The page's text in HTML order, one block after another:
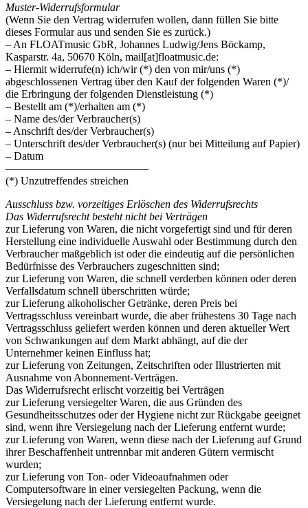
Muster-Widerrufsformular
(Wenn Sie den Vertrag widerrufen wollen, dann füllen Sie bitte
dieses Formular aus und senden Sie es zurück.)
– An FLOATmusic GbR, Johannes Ludwig/Jens Böckamp,
Kasparstr. 4a, 50670 Köln, mail[at]floatmusic.de:
– Hiermit widerrufe(n) ich/wir (*) den von mir/uns (*)
abgeschlossenen Vertrag über den Kauf der folgenden Waren (*)/
die Erbringung der folgenden Dienstleistung (*)
– Bestellt am (*)/erhalten am (*)
– Name des/der Verbraucher(s)
– Anschrift des/der Verbraucher(s)
– Unterschrift des/der Verbraucher(s) (nur bei Mitteilung auf Papier)
– Datum
—————————————
(*) Unzutreffendes streichen
Ausschluss bzw. vorzeitiges Erlöschen des Widerrufsrechts
Das Widerrufsrecht besteht nicht bei Verträgen
zur Lieferung von Waren, die nicht vorgefertigt sind und für deren
Herstellung eine individuelle Auswahl oder Bestimmung durch den
Verbraucher maßgeblich ist oder die eindeutig auf die persönlichen
Bedürfnisse des Verbrauchers zugeschnitten sind;
zur Lieferung von Waren, die schnell verderben können oder deren
Verfallsdatum schnell überschritten würde;
zur Lieferung alkoholischer Getränke, deren Preis bei
Vertragsschluss vereinbart wurde, die aber frühestens 30 Tage nach
Vertragsschluss geliefert werden können und deren aktueller Wert
von Schwankungen auf dem Markt abhängt, auf die der
Unternehmer keinen Einfluss hat;
zur Lieferung von Zeitungen, Zeitschriften oder Illustrierten mit
Ausnahme von Abonnement-Verträgen.
Das Widerrufsrecht erlischt vorzeitig bei Verträgen
zur Lieferung versiegelter Waren, die aus Gründen des
Gesundheitsschutzes oder der Hygiene nicht zur Rückgabe geeignet
sind, wenn ihre Versiegelung nach der Lieferung entfernt wurde;
zur Lieferung von Waren, wenn diese nach der Lieferung auf Grund
ihrer Beschaffenheit untrennbar mit anderen Gütern vermischt
wurden;
zur Lieferung von Ton- oder Videoaufnahmen oder
Computersoftware in einer versiegelten Packung, wenn die
Versiegelung nach der Lieferung entfernt wurde.